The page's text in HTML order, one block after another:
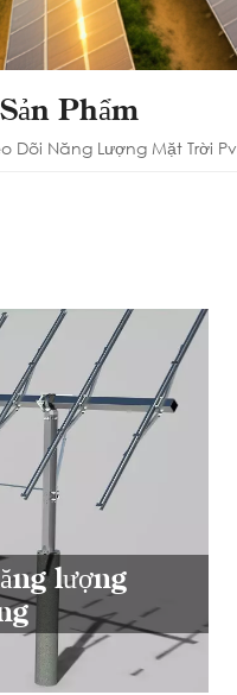
Phẩm
Dõi Năng Lượng Mặt Trời Pv
lượng